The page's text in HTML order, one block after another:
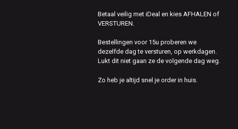
Betaal veilig met iDeal en kies AFHALEN of
VERSTUREN.
Bestellingen voor 15u proberen we
dezelfde dag te versturen, op werkdagen.
Lukt dit niet gaan ze de volgende dag weg.
Zo heb je altijd snel je order in huis.